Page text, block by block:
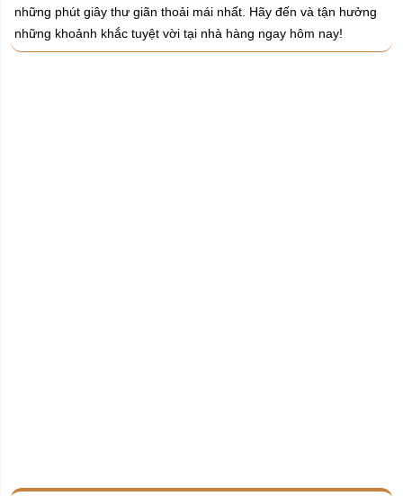
những phút giây thư giãn thoải mái nhất. Hãy đến và tận hưởng
những khoảnh khắc tuyệt vời tại nhà hàng ngay hôm nay!